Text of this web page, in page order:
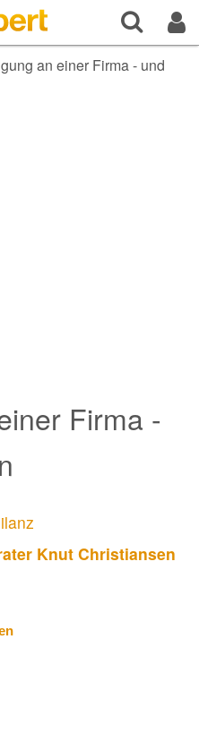
an einer Firma - und
Firma -
Knut Christiansen